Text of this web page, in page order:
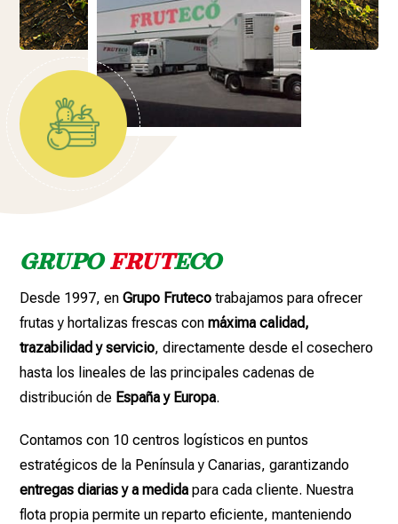
GRUPOFRUTECO
Desde 1997, enGrupo Fruteco trabajamos para ofrecer
frutas y hortalizas frescas conmáxima calidad,
trazabilidad y servicio, directamente desde el cosechero
hasta los lineales de las principales cadenas de
distribución de España y Europa.
Contamos con 10 centros logísticos en puntos
estratégicos de la Península y Canarias, garantizando
entregas diarias y a medida para cada cliente. Nuestra
flota propia permite un reparto eficiente, manteniendo